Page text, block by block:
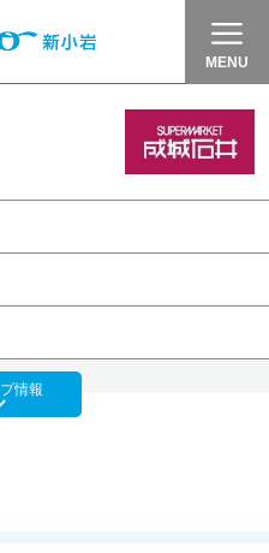
MENU
情報